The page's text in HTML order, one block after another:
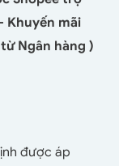
Khuyến mãi
Ngân hàng )
được áp